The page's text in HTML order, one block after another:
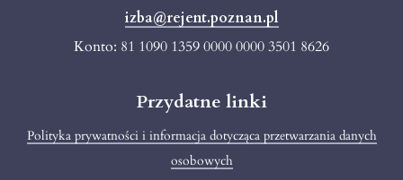
izba@rejent.poznan.pl
Konto: 81 1090 1359 0000 0000 3501 8626
Przydatne linki
Polityka prywatności i informacja dotycząca przetwarzania danych
osobowych